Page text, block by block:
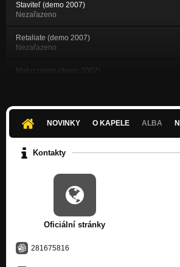
Staviteľ (demo 2007)
Nezařazeno
Retaliate (demo 2007)
Nezařazeno
Matuzzalem (demo 2007)
(You make my stomach) Sick (demo 2007)
Nezařazeno
Nezařazeno
NOVINKY O KAPELE ALBA
Kontakty
Oficiální stránky
281675816